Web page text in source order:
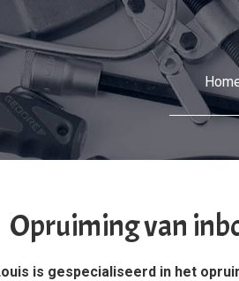
Opruiming van
is gespecialiseerd in het